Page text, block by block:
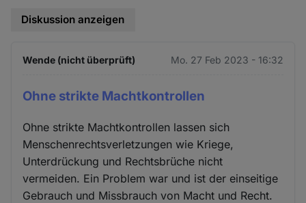
Diskussion anzeigen
Wende (nicht überprüft) Mo. 27 Feb 2023 - 16:32
Ohne strikte Machtkontrollen
Ohne strikte Machtkontrollen lassen sich
Menschenrechtsverletzungen wie Kriege,
Unterdrückung und Rechtsbrüche nicht
vermeiden. Ein Problem war und ist der einseitige
Gebrauch und Missbrauch von Macht und Recht.